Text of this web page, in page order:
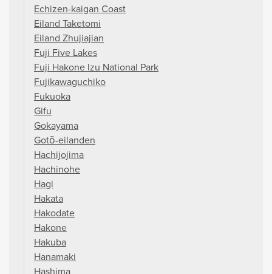
Echizen-kaigan Coast
Eiland Taketomi
Eiland Zhujiajian
Fuji Five Lakes
Fuji Hakone Izu National Park
Fujikawaguchiko
Fukuoka
Gifu
Gokayama
Gotō-eilanden
Hachijojima
Hachinohe
Hagi
Hakata
Hakodate
Hakone
Hakuba
Hanamaki